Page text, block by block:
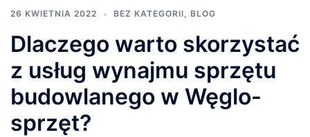
26 KWIETNIA 2022 BEZ KATEGORII BLOG
Dlaczego warto skorzystać
z usług wynajmu sprzętu
budowlanego w Węglo-
sprzęt?